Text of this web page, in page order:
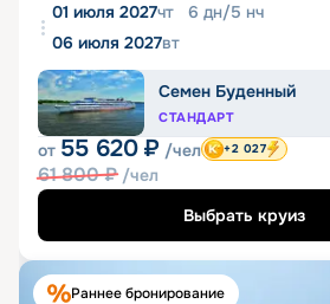
01 июля 2027чт 6 дн/5 нч
06 июля 2027вт
Семен Буденный
СТАНДАРТ
от 55 620 ₽ /чел
61 800₽ /чел
+2 027
Выбрать круиз
Раннее бронирование